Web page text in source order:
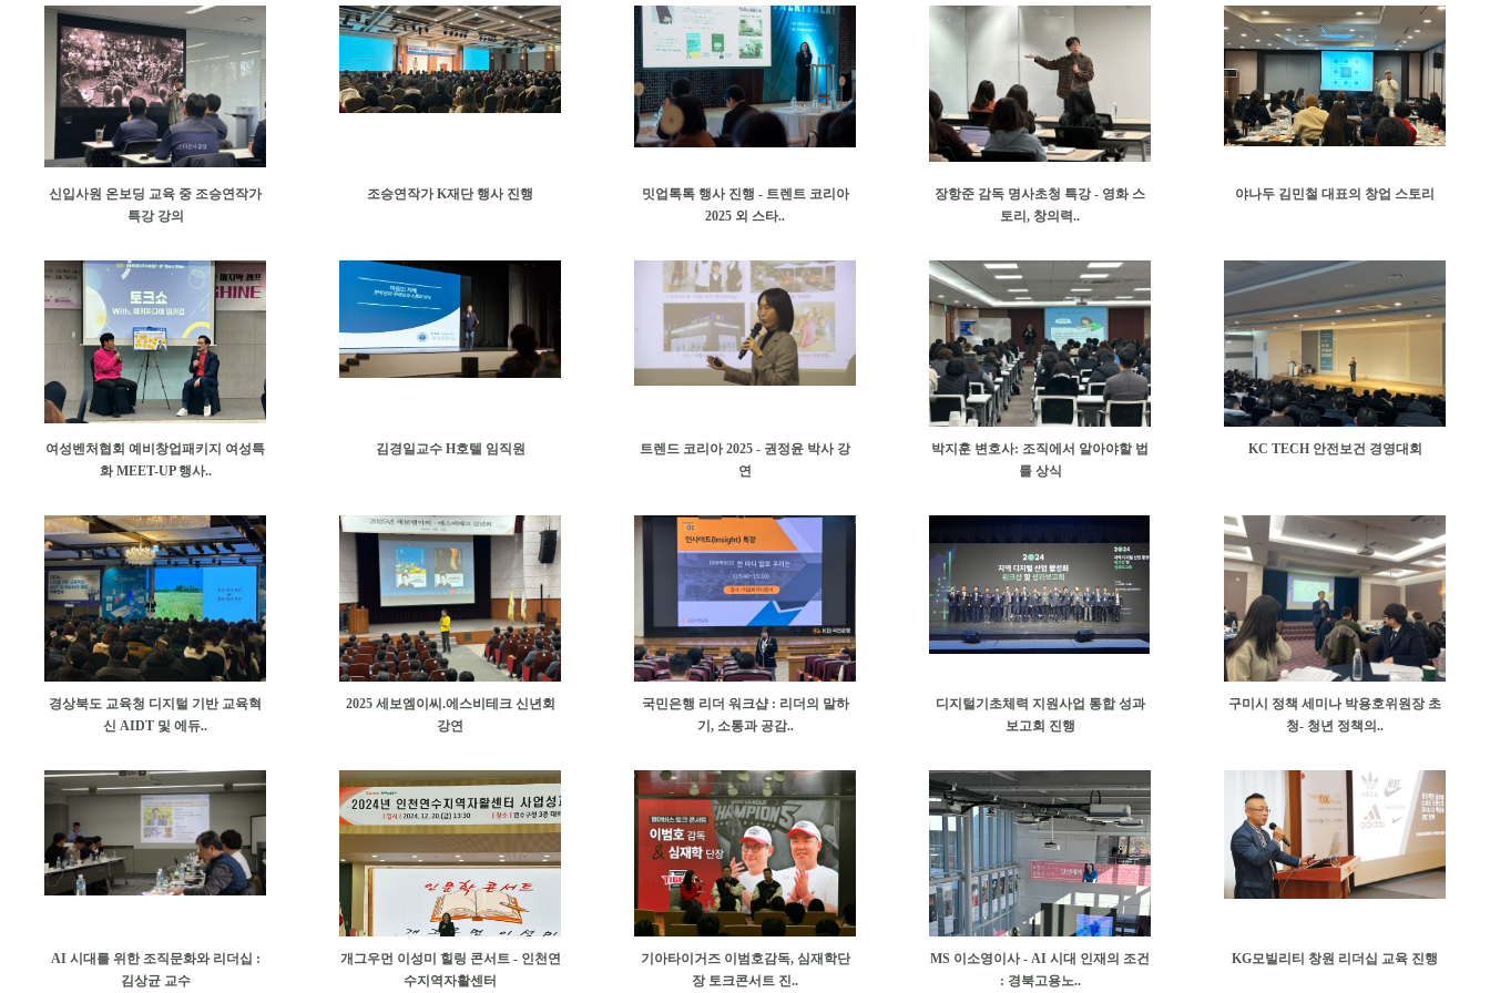
신입사원 온보딩 교육 중 조승연작가
특강 강의
조승연작가 K재단 행사 진행
밋업톡톡 행사 진행 - 트렌트 코리아
2025 외 스타..
장항준 감독 명사초청 특강 - 영화 스
토리, 창의력..
야나두 김민철 대표의 창업 스토리
여성벤처협회 예비창업패키지 여성특
화 MEET-UP 행사..
김경일교수 H호텔 임직원
트렌드 코리아 2025 - 권정윤 박사 강
연
박지훈 변호사: 조직에서 알아야할 법
률 상식
KC TECH 안전보건 경영대회
경상북도 교육청 디지털 기반 교육혁
신 AIDT 및 에듀..
2025 세보엠이씨.에스비테크 신년회
강연
국민은행 리더 워크샵 : 리더의 말하
기, 소통과 공감..
디지털기초체력 지원사업 통합 성과
보고회 진행
구미시 정책 세미나 박용호위원장 초
청- 청년 정책의..
AI 시대를 위한 조직문화와 리더십 :
김상균 교수
개그우먼 이성미 힐링 콘서트 - 인천연
수지역자활센터
기아타이거즈 이범호감독, 심재학단
장 토크콘서트 진..
MS 이소영이사 - AI 시대 인재의 조건
: 경북고용노..
KG모빌리티 창원 리더십 교육 진행